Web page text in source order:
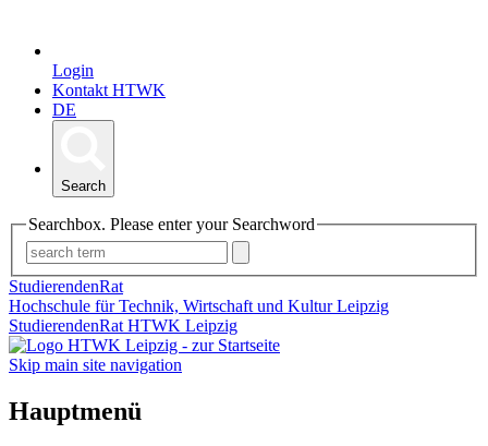
Login
Kontakt HTWK
DE
Search
Searchbox. Please enter your Searchword
StudierendenRat
Hochschule für Technik, Wirtschaft und Kultur Leipzig
StudierendenRat HTWK Leipzig
Skip main site navigation
Hauptmenü